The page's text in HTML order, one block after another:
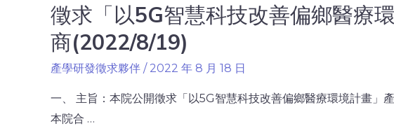
徵求「以5G智慧科技改善偏鄉醫療
商(2022/8/19)
產學研發徵求夥伴 / 2022 年 8 月 18 日
一、 主旨：本院公開徵求「以5G智慧科技改善偏鄉醫療環境計畫」
本院合 …